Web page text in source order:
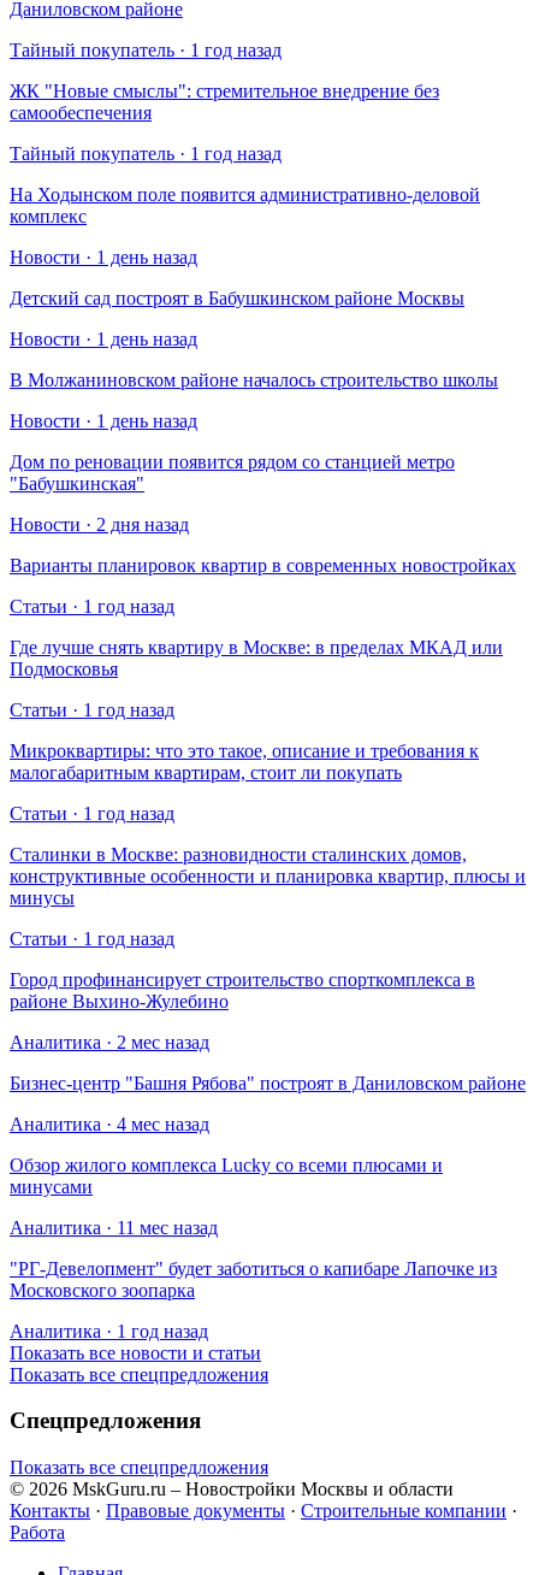
Даниловском районе
Тайный покупатель · 1 год назад
​ЖК "Новые смыслы": стремительное внедрение без
самообеспечения
Тайный покупатель · 1 год назад
На Ходынском поле появится административно-деловой
комплекс
Новости · 1 день назад
Детский сад построят в Бабушкинском районе Москвы
Новости · 1 день назад
В Молжаниновском районе началось строительство школы
Новости · 1 день назад
Дом по реновации появится рядом со станцией метро
"Бабушкинская"
Новости · 2 дня назад
Варианты планировок квартир в современных новостройках
Статьи · 1 год назад
Где лучше снять квартиру в Москве: в пределах МКАД или
Подмосковья
Статьи · 1 год назад
Микроквартиры: что это такое, описание и требования к
малогабаритным квартирам, стоит ли покупать
Статьи · 1 год назад
Сталинки в Москве: разновидности сталинских домов,
конструктивные особенности и планировка квартир, плюсы и
минусы
Статьи · 1 год назад
Город профинансирует строительство спорткомплекса в
районе Выхино-Жулебино
Аналитика · 2 мес назад
Бизнес-центр "Башня Рябова" построят в Даниловском районе
Аналитика · 4 мес назад
Обзор жилого комплекса Lucky со всеми плюсами и
минусами
Аналитика · 11 мес назад
​"РГ-Девелопмент" будет заботиться о капибаре Лапочке из
Московского зоопарка
Аналитика · 1 год назад
Показать все новости и статьи
Показать все спецпредложения
Спецпредложения
Показать все спецпредложения
© 2026 MskGuru.ru – Новостройки Москвы и области
Контакты · Правовые документы · Строительные компании ·
Работа